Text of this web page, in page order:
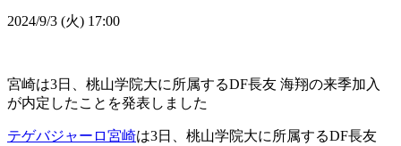
2024/9/3 (火) 17:00
宮崎は3日、桃山学院大に所属するDF長友 海翔の来季加入
が内定したことを発表しました
テゲバジャーロ宮崎は3日、桃山学院大に所属するDF長友